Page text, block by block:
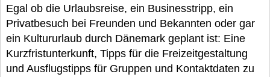
Egal ob die Urlaubsreise, ein Businesstripp, ein
Privatbesuch bei Freunden und Bekannten oder gar
ein Kultururlaub durch Dänemark geplant ist: Eine
Kurzfristunterkunft, Tipps für die Freizeitgestaltung
und Ausflugstipps für Gruppen und Kontaktdaten zu